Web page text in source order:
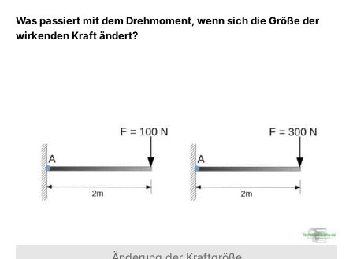
Was passiert mit dem Drehmoment, wenn sich die Größe der
wirkenden Kraft ändert?